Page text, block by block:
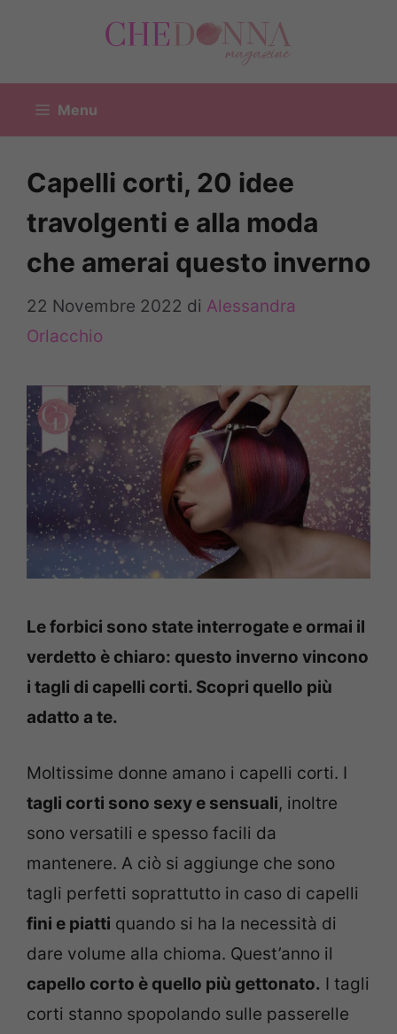
Menu
Capelli corti, 20 idee
travolgenti e alla moda
che amerai questo inverno
22 Novembre 2022 di Alessandra
Orlacchio
Le forbici sono state interrogate e ormai il
verdetto è chiaro: questo inverno vincono
i tagli di capelli corti. Scopri quello più
adatto a te.
Moltissime donne amano i capelli corti. I
tagli corti sono sexy e sensuali, inoltre
sono versatili e spesso facili da
mantenere. A ciò si aggiunge che sono
tagli perfetti soprattutto in caso di capelli
fini e piatti quando si ha la necessità di
dare volume alla chioma. Quest’anno il
capello corto è quello più gettonato. I tagli
corti stanno spopolando sulle passerelle